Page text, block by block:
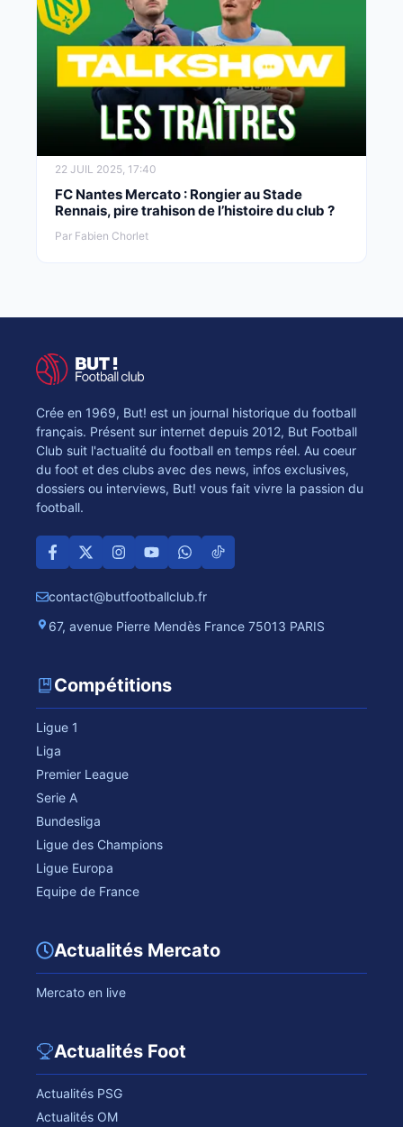
22 JUIL 2025, 17:40
FC Nantes Mercato : Rongier au Stade
Rennais, pire trahison de l’histoire du club ?
Par Fabien Chorlet
Crée en 1969, But! est un journal historique du football
français. Présent sur internet depuis 2012, But Football
Club suit l'actualité du football en temps réel. Au coeur
du foot et des clubs avec des news, infos exclusives,
dossiers ou interviews, But! vous fait vivre la passion du
football.
contact@butfootballclub.fr
67, avenue Pierre Mendès France 75013 PARIS
Compétitions
Ligue 1
Liga
Premier League
Serie A
Bundesliga
Ligue des Champions
Ligue Europa
Equipe de France
Actualités Mercato
Mercato en live
Actualités Foot
Actualités PSG
Actualités OM